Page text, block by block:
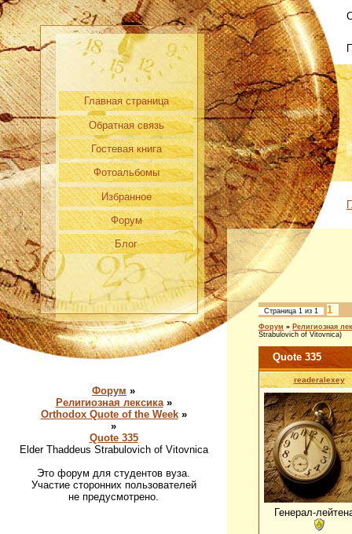
Главная страница
Обратная связь
Гостевая книга
Фотоальбомы
Избранное
Форум
Блог
Форум »
Религиозная лексика»
Orthodox Quote of the Week»
»
Quote 335
Elder Thaddeus Strabulovich of Vitovnica
Это форум для студентов вуза.
Участие сторонних пользователей
не предусмотрено.
Страница 1 из 1 1
Форум » Религиозная
Strabulovich of Vitovnica)
Quote 335
readeralexey
Генерал-